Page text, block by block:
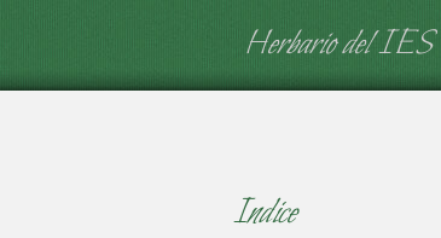
Herbario del IES
Indice